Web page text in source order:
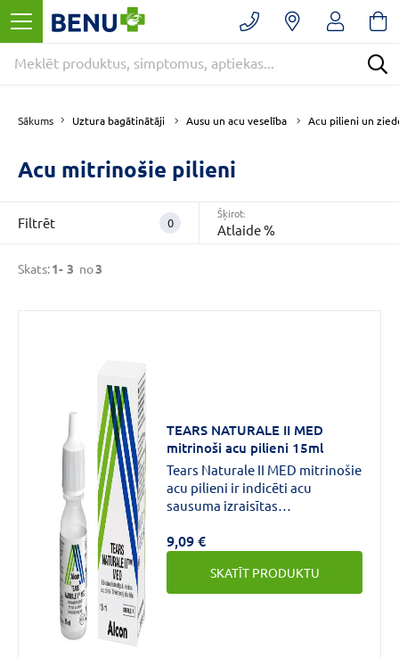
Sākums Uztura bagātinātāji Ausu un acu veselība Acu pilieni un
FiltrētNoņemt
filtrus
Kategorijas
pilieni
ziedes (3)
acu
veselība
(3)
-
CENA
€ līdz €
Zīmols
Acu mitrinošie pilieni
Skats:1- 3 no3
Filtrēt 0
Šķirot:
Atlaide %
TEARS NATURALE II MED
mitrinoši acu pilieni 15ml
Tears Naturale II MED mitrinošie
acu pilieni ir indicēti acu
sausuma izraisītas
kairinājuma īslaicīgai
atvieglošanai.
9,09 €
SKATĪT PRODUKTU